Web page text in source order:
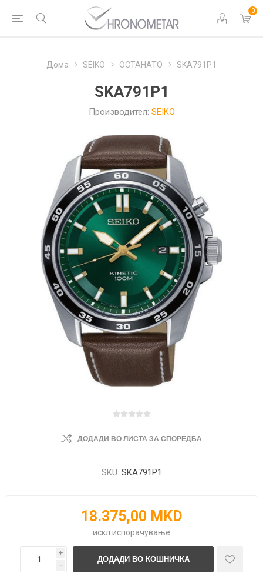
0
Дома SEIKO ОСТАНАТО SKA791P1
SKA791P1
Производител: SEIKO
ДОДАДИ ВО ЛИСТА ЗА СПОРЕДБА
SKU: SKA791P1
18.375,00 MKD
искл. испорачување
i
h